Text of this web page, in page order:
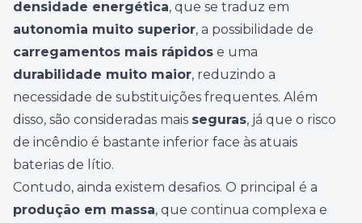
densidade energética, que se traduz em
autonomia muito superior, a possibilidade de
carregamentos mais rápidos e uma
durabilidade muito maior, reduzindo a
necessidade de substituições frequentes. Além
disso, são consideradas mais seguras, já que o risco
de incêndio é bastante inferior face às atuais
baterias de lítio.
Contudo, ainda existem desafios. O principal é a
produção em massa, que continua complexa e